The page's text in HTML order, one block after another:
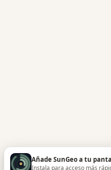
Añade SunGeo a tu
Instala para acceso más